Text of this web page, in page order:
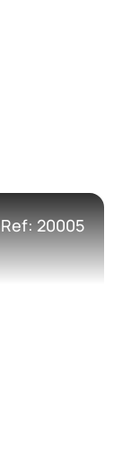
Ref: 20005